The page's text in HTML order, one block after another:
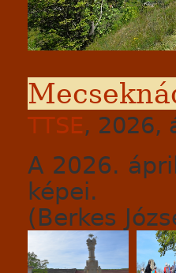
TTSE, 2026,
A 2026.
képei.
(Berkes